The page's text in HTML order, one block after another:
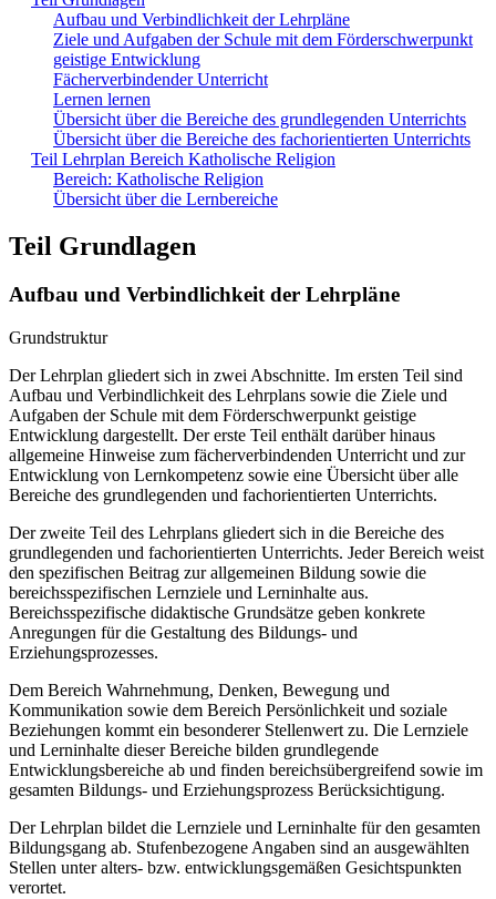
Aufbau und Verbindlichkeit der Lehrpläne
Ziele und Aufgaben der Schule mit dem Förderschwerpunkt
geistige Entwicklung
Fächerverbindender Unterricht
Lernen lernen
Übersicht über die Bereiche des grundlegenden Unterrichts
Übersicht über die Bereiche des fachorientierten Unterrichts
Teil Lehrplan Bereich Katholische Religion
Bereich: Katholische Religion
Übersicht über die Lernbereiche
Teil Grundlagen
Aufbau und Verbindlichkeit der Lehrpläne
Grundstruktur
Der Lehrplan gliedert sich in zwei Abschnitte. Im ersten Teil sind
Aufbau und Verbindlichkeit des Lehrplans sowie die Ziele und
Aufgaben der Schule mit dem Förderschwerpunkt geistige
Entwicklung dargestellt. Der erste Teil enthält darüber hinaus
allgemeine Hinweise zum fächerverbindenden Unterricht und zur
Entwicklung von Lernkompetenz sowie eine Übersicht über alle
Bereiche des grundlegenden und fachorientierten Unterrichts.
Der zweite Teil des Lehrplans gliedert sich in die Bereiche des
grundlegenden und fachorientierten Unterrichts. Jeder Bereich weist
den spezifischen Beitrag zur allgemeinen Bildung sowie die
bereichsspezifischen Lernziele und Lerninhalte aus.
Bereichsspezifische didaktische Grundsätze geben konkrete
Anregungen für die Gestaltung des Bildungs- und
Erziehungsprozesses.
Dem Bereich Wahrnehmung, Denken, Bewegung und
Kommunikation sowie dem Bereich Persönlichkeit und soziale
Beziehungen kommt ein besonderer Stellenwert zu. Die Lernziele
und Lerninhalte dieser Bereiche bilden grundlegende
Entwicklungsbereiche ab und finden bereichsübergreifend sowie im
gesamten Bildungs- und Erziehungsprozess Berücksichtigung.
Der Lehrplan bildet die Lernziele und Lerninhalte für den gesamten
Bildungsgang ab. Stufenbezogene Angaben sind an ausgewählten
Stellen unter alters- bzw. entwicklungsgemäßen Gesichtspunkten
verortet.